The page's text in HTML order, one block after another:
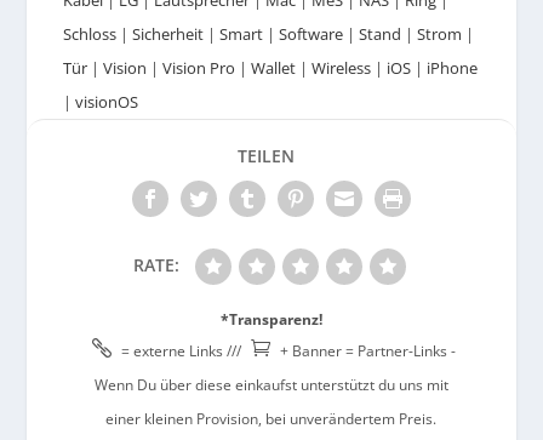
Schloss |Sicherheit |Smart |Software |Stand |Strom |
Tür |Vision |Vision Pro |Wallet |Wireless | iOS | iPhone
|visionOS
TEILEN
RATE:
*Transparenz!
 = externe Links ///  + Banner = Partner-Links -
Wenn Du über diese einkaufst unterstützt du uns mit
einer kleinen Provision, bei unverändertem Preis.